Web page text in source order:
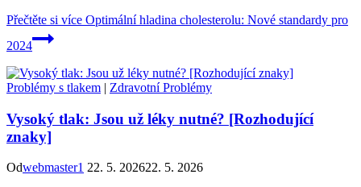
Přečtěte si více Optimální hladina cholesterolu: Nové standardy pro
2024
Problémy s tlakem | Zdravotní Problémy
Vysoký tlak: Jsou už léky nutné? [Rozhodující
znaky]
Odwebmaster1 22. 5. 202622. 5. 2026